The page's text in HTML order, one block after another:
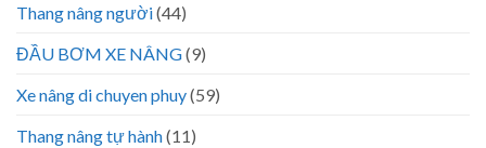
Thang nâng người(44)
ĐẦU BƠM XE NÂNG(9)
Xe nâng di chuyen phuy(59)
Thang nâng tự hành(11)